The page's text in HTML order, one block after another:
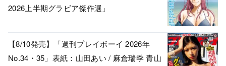
2026上半期グラビア傑作選」
【8/10発売】「週刊プレイボーイ 2026年
No.34・35」表紙：山田あい / 麻倉瑞季 青山